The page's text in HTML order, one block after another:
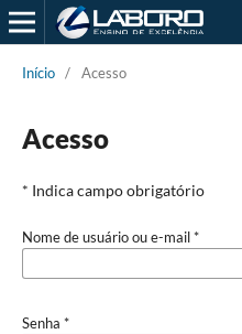
Início / Acesso
Acesso
* Indica campo obrigatório
Nome de usuário ou e-mail*
Senha *